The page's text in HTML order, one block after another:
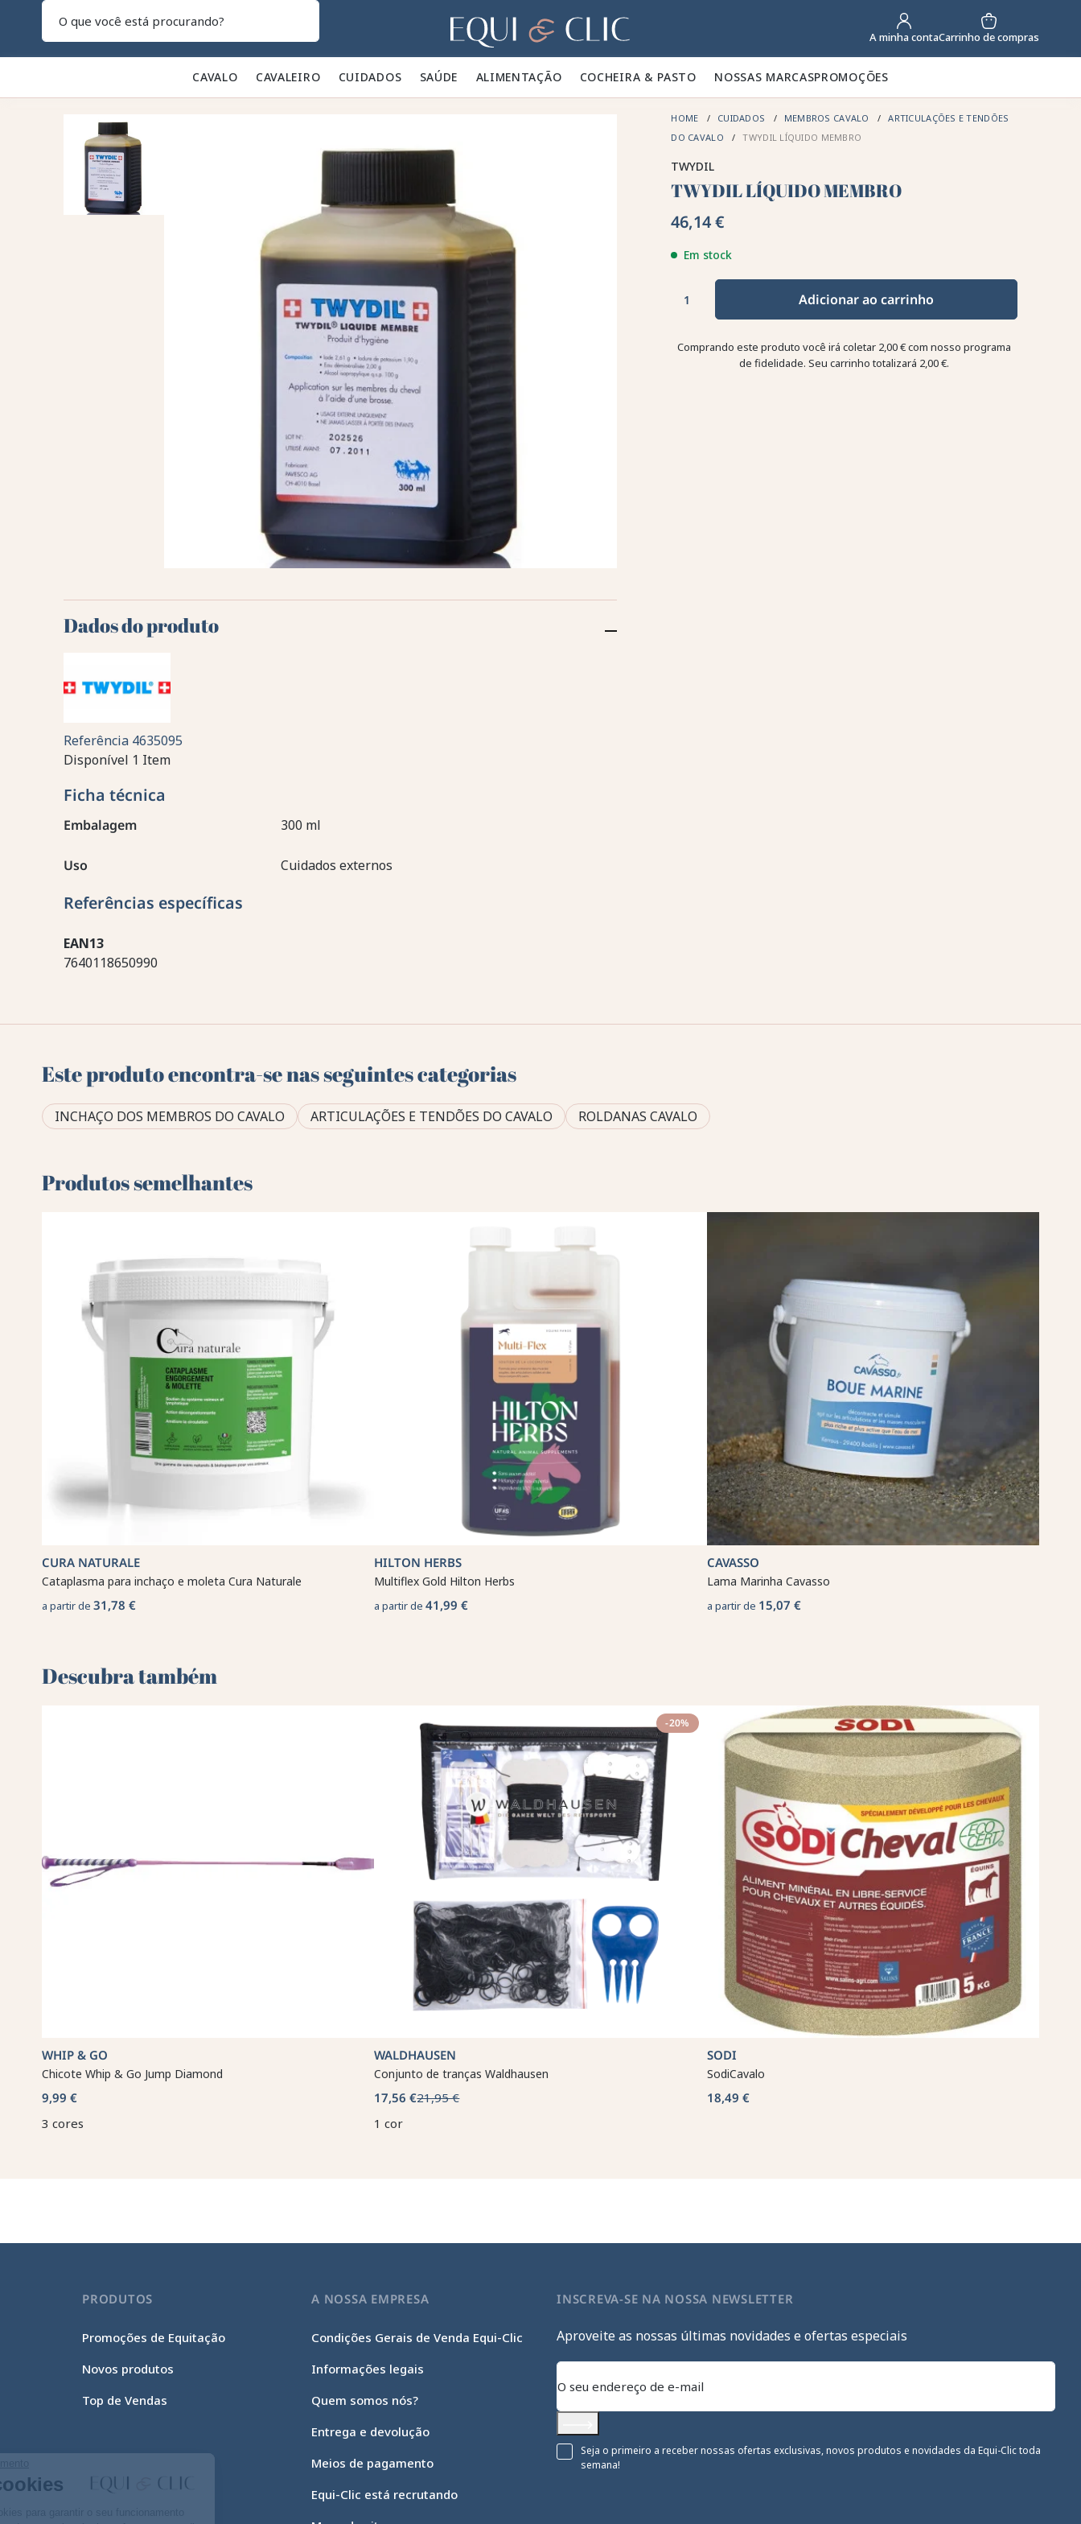
Gestão de cookies
Lar A minha contaCarrinho de compras
CAVALO 🐎 CAVALEIRO 👕 CUIDADOS 🪮 SAÚDE ✨ ALIMENTAÇÃO 🥕 COCHEIRA & PASTO 🍃 NOSSAS MARCASPROMOÇÕES
HOME CUIDADOS MEMBROS CAVALO
ARTICULAÇÕES E TENDÕES
DO CAVALO
TWYDIL LÍQUIDO MEMBRO
TWYDIL
TWYDIL LÍQUIDO MEMBRO
46,14 €
Em stock
Adicionar ao carrinho
Comprando este produto você irá coletar 2,00 €com nosso programa
de fidelidade. Seu carrinho totalizará 2,00 €.
Dados do produto
Referência 4635095
Disponível 1 Item
Ficha técnica
Embalagem 300 ml
Uso Cuidados externos
Referências específicas
EAN13
7640118650990
Este produto encontra-se nas seguintes categorias
INCHAÇO DOS MEMBROS DO CAVALO ARTICULAÇÕES E TENDÕES DO CAVALO ROLDANAS CAVALO
Produtos semelhantes
CURA NATURALE
Cataplasma para inchaço e moleta Cura Naturale
a partir de31,78 €
HILTON HERBS
Multiflex Gold Hilton Herbs
a partir de41,99 €
CAVASSO
Lama Marinha Cavasso
a partir de 15,07 €
Descubra também 🌻
WHIP & GO
Chicote Whip & Go Jump Diamond
9,99 €
3 cores
-20%
WALDHAUSEN
Conjunto de tranças Waldhausen
17,56 €21,95 €
1 cor
SODI
SodiCavalo
18,49 €
PRODUTOS
Promoções de Equitação
Novos produtos
Top de Vendas
A NOSSA EMPRESA
Condições Gerais de Venda Equi-Clic
Informações legais
Quem somos nós?
Entrega e devolução
Meios de pagamento
Equi-Clic está recrutando
INSCREVA-SE NA NOSSA NEWSLETTER
Aproveite as nossas últimas novidades e ofertas especiais
Subscrever
Seja o primeiro a receber nossas ofertas exclusivas, novos produtos e novidades da Equi-Clic toda
semana!